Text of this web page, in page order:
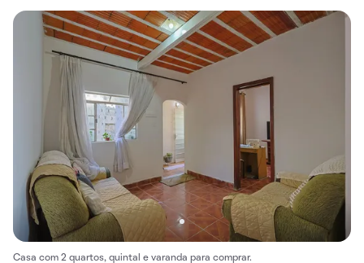
Casa com 2 quartos, quintal e varanda para comprar.